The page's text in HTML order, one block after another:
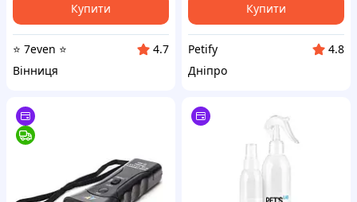
Купити
⭐ 7even ⭐
4.7
Вінниця
Купити
Petify
4.8
Дніпро